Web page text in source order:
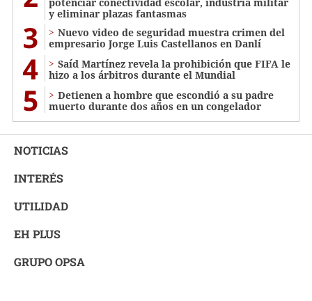
y eliminar plazas fantasmas
3
Nuevo video de seguridad muestra crimen del
empresario Jorge Luis Castellanos en Danlí
4
Saíd Martínez revela la prohibición que FIFA le
hizo a los árbitros durante el Mundial
5
Detienen a hombre que escondió a su padre
muerto durante dos años en un congelador
NOTICIAS
INTERÉS
UTILIDAD
EH PLUS
GRUPO OPSA